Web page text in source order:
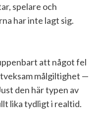
spelare och
har inte lagt sig.
att något fel
målgiltighet —
den här typen av
lika tydligt i realtid.